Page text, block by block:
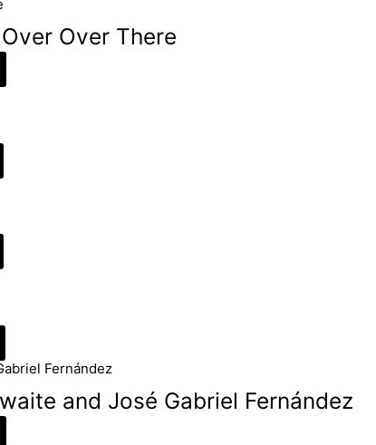
Over There
and José Gabriel Fernández